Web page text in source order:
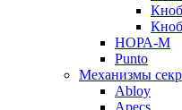
НОРА-М
Punto
Механизмы
Abloy
Apecs